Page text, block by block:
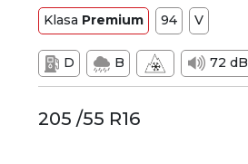
Klasa Premium 94 V
D B 72 dB
205 /55 R16